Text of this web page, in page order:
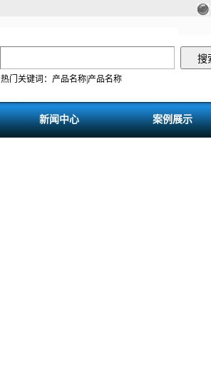
热门关键词：产品名称|产品名称
新闻中心 案例展示